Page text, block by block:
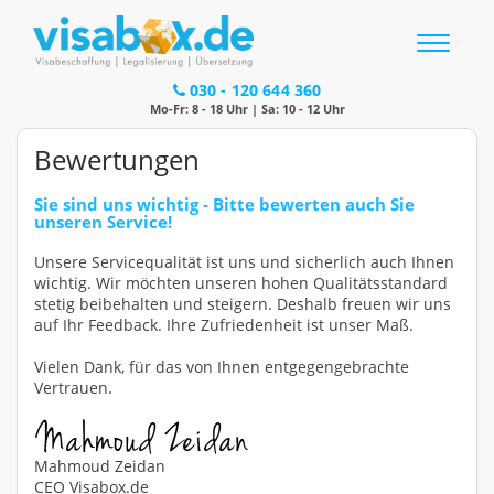
Toggle
030 - 120 644 360
Mo-Fr: 8 - 18 Uhr | Sa: 10 - 12 Uhr
Bewertungen
Sie sind uns wichtig - Bitte bewerten auch Sie
unseren Service!
Unsere Servicequalität ist uns und sicherlich auch Ihnen
wichtig. Wir möchten unseren hohen Qualitätsstandard
stetig beibehalten und steigern. Deshalb freuen wir uns
auf Ihr Feedback. Ihre Zufriedenheit ist unser Maß.
Vielen Dank, für das von Ihnen entgegengebrachte
Vertrauen.
Mahmoud Zeidan
CEO Visabox.de